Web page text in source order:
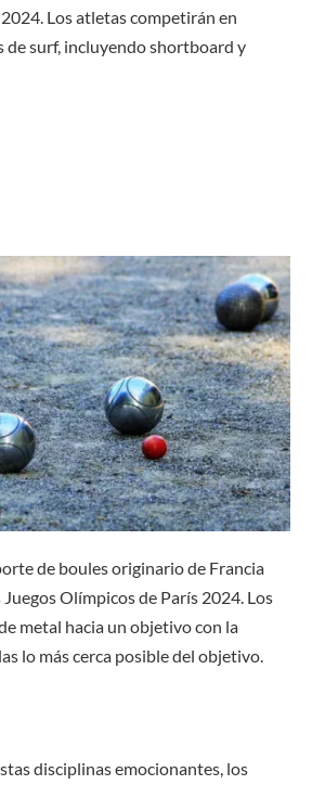
Los atletas competirán en
de surf, incluyendo shortboard y
de boules originario de Francia
Juegos Olímpicos de París 2024. Los
metal hacia un objetivo con la
lo más cerca posible del objetivo.
disciplinas emocionantes, los